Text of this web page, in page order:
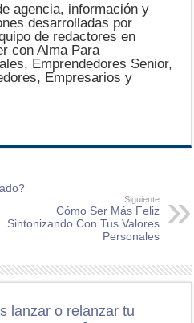
agencia, información y
desarrolladas por
de redactores en
con Alma Para
Emprendedores Senior,
Empresarios y
Siguiente
Cómo Ser Más Feliz
Sintonizando Con Tus Valores
Personales
lanzar o relanzar tu